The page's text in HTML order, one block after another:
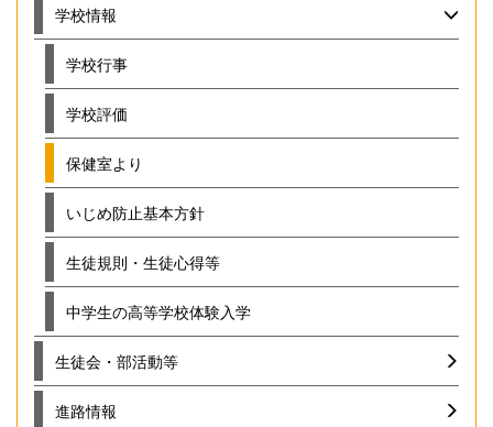
学校情報
学校行事
学校評価
保健室より
いじめ防止基本方針
生徒規則・生徒心得等
中学生の高等学校体験入学
生徒会・部活動等
進路情報